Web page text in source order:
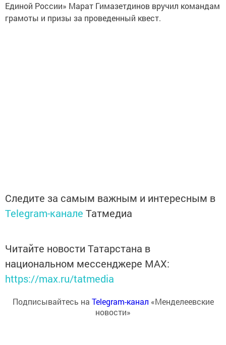
Единой России» Марат Гимазетдинов вручил командам
грамоты и призы за проведенный квест.
Следите за самым важным и интересным в
Telegram-канале Татмедиа
Читайте новости Татарстана в
национальном мессенджере MАХ:
https://max.ru/tatmedia
Подписывайтесь на Telegram-канал «Менделеевские
новости»